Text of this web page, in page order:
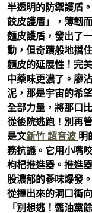
半透明的防禦護盾
餃皮護盾」，薄韌
麵皮護盾，發出了
動，但奇蹟般地擋
麵皮的延展性！完
中藥味更濃了。廖
泥，那是宇宙的希
全部力量，將那口
從後院逃跑！別再
是文新竹 超音波 明
務抗議。它用小嘴
枸杞推進器。推進
股濃郁的蔘味爆發
從撞出來的洞口衝
「別想逃！醬油黨